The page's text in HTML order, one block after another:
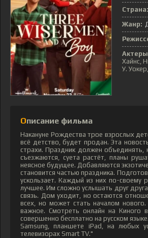
Страна:
Жанр:
Хайнс,
У.
Описание фильма
Накануне Рождества трое взрослых
всё детство, будет продан. Эта
страхи. Праздник должен объединять,
съезжаются, суета растёт, планы
неясное будущее. Добавляются
становится частью праздника.
ускользает. Каждый из них по-своему
лучшее. Им сложно услышать друг
связь. Дом уходит, но остаются
всех, но может стать началом
важное. Смотреть онлайн на Киного
совершенно бесплатно на русском
Samsung, планшете iPad, на любых
телевизорах Smart TV."